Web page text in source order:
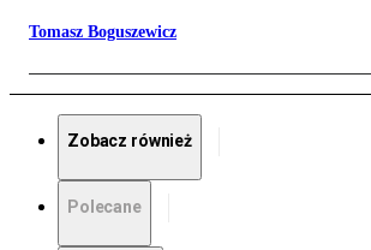
Tomasz Boguszewicz
Zobacz również
Polecane